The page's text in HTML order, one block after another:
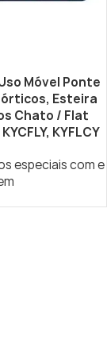
Móvel Ponte
Esteira
Chato / Flat
KYFLCY
especiais com e